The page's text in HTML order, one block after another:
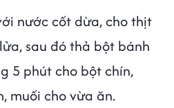
nước cốt dừa, cho thịt
sau đó thả bột bánh
5 phút cho bột chín,
muối cho vừa ăn.